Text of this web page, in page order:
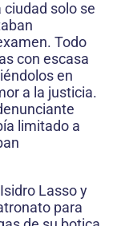
ciudad solo se
Todo
con escasa
en
a la justicia.
limitado a
Las­so y
para